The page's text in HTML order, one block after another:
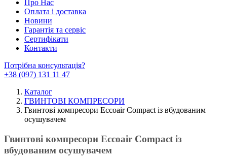
Про Нас
Оплата і доставка
Новини
Гарантія та сервіс
Сертифікати
Контакти
Потрібна консультація?
+38 (097) 131 11 47
Каталог
ГВИНТОВІ КОМПРЕСОРИ
Гвинтові компресори Eccoair Compact із вбудованим
осушувачем
Гвинтові компресори Eccoair Compact із
вбудованим осушувачем